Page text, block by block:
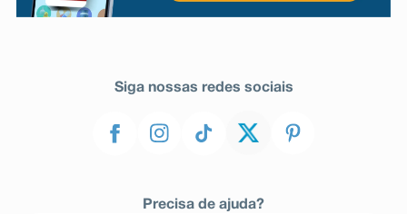
Siga nossas redes sociais
Precisa de ajuda?